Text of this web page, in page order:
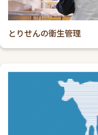
とりせんの衛生管理